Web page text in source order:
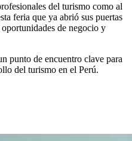
del turismo como al
feria que ya abrió sus puertas
de negocio y
punto de encuentro clave para
del turismo en el Perú.